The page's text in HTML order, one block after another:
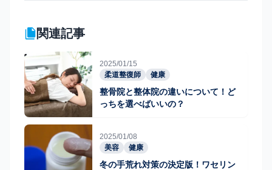
関連記事
2025/01/15
柔道整復師
健康
整骨院と整体院の違いについて！ど
っちを選べばいいの？
2025/01/08
美容
健康
冬の手荒れ対策の決定版！ワセリン